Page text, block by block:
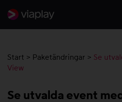
Start > Paketändringar > Se
View
Se utvalda event